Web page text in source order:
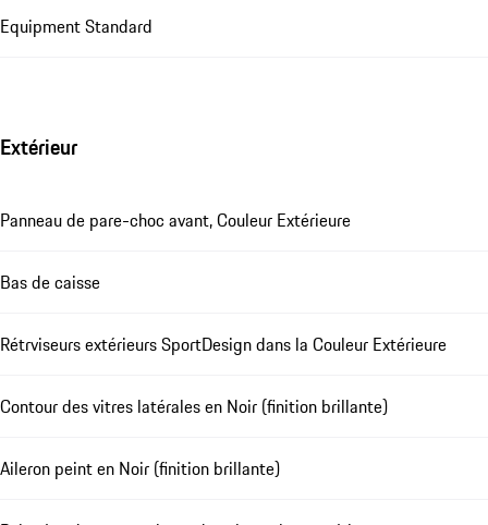
Equipment Standard
Extérieur
Panneau de pare-choc avant, Couleur Extérieure
Bas de caisse
Rétrviseurs extérieurs SportDesign dans la Couleur Extérieure
Contour des vitres latérales en Noir (finition brillante)
Aileron peint en Noir (finition brillante)